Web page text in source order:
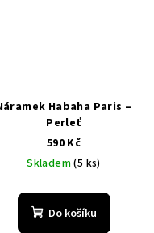
Habaha Paris –
Perleť
590 Kč
Skladem(5 ks)
Do košíku